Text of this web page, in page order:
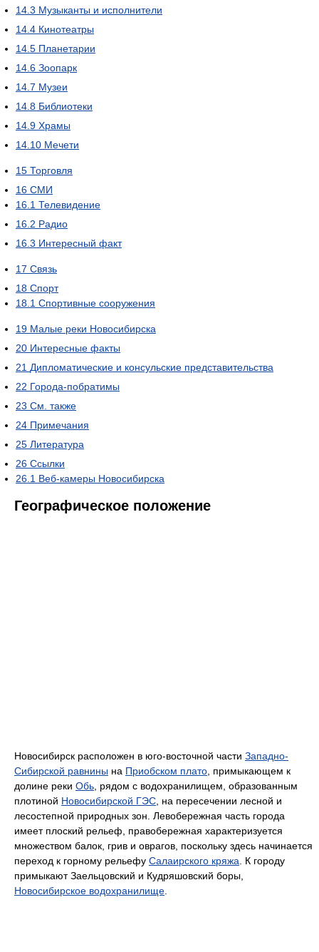
14.3 Музыканты и исполнители
14.4 Кинотеатры
14.5 Планетарии
14.6 Зоопарк
14.7 Музеи
14.8 Библиотеки
14.9 Храмы
14.10 Мечети
15 Торговля
16 СМИ
16.1 Телевидение
16.2 Радио
16.3 Интересный факт
17 Связь
18 Спорт
18.1 Спортивные сооружения
19 Малые реки Новосибирска
20 Интересные факты
21 Дипломатические и консульские представительства
22 Города-побратимы
23 См. также
24 Примечания
25 Литература
26 Ссылки
26.1 Веб-камеры Новосибирска
Географическое положение
Новосибирск расположен в юго-восточной части Западно-
Сибирской равнины на Приобском плато , примыкающем к
долине реки Обь , рядом с водохранилищем, образованным
плотиной Новосибирской ГЭС , на пересечении лесной и
лесостепной природных зон. Левобережная часть города
имеет плоский рельеф, правобережная характеризуется
множеством балок, грив и оврагов, поскольку здесь начинается
переход к горному рельефу Салаирского кряжа . К городу
примыкают Заельцовский и Кудряшовский боры,
Новосибирское водохранилище